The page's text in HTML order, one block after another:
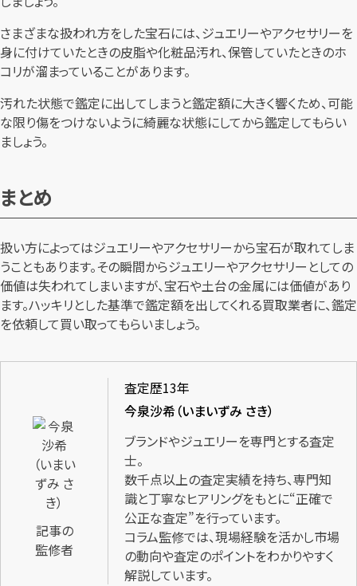
さまざまな扱われ方をした宝石には、ジュエリーやアクセサリーを
身に付けていたときの皮脂や化粧品汚れ、保管していたときのホ
コリが溜まっていることがあります。
汚れた状態で鑑定に出してしまうと鑑定額に大きく響くため、可能
な限り傷をつけないように綺麗な状態にしてから鑑定してもらい
ましょう。
まとめ
扱い方によってはジュエリーやアクセサリーから宝石が取れてしま
うこともあります。その瞬間からジュエリーやアクセサリーとしての
価値は失われてしまいますが、宝石や土台の金属には価値があり
ます。ハッキリとした基準で鑑定額を出してくれる買取業者に、鑑定
を依頼して買い取ってもらいましょう。
記事の
監修者
査定歴13年
今泉沙希（いまいずみ さき）
ブランドやジュエリーを専門とする査定
士。
数千点以上の査定実績を持ち、専門知
識と丁寧なヒアリングをもとに“正確で
公正な査定”を行っています。
コラム監修では、現場経験を活かし市場
の動向や査定のポイントをわかりやすく
解説しています。